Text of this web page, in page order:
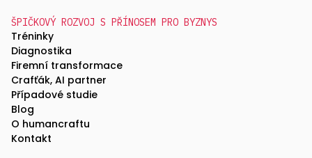
ŠPIČKOVÝ ROZVOJ S PŘÍNOSEM PRO BYZNYS
Tréninky
Diagnostika
Firemní transformace
Crafťák, AI partner
Případové studie
Blog
O humancraftu
Kontakt